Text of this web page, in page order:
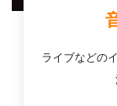
ライブなどの